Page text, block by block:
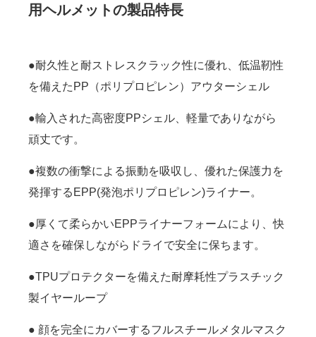
用ヘルメットの製品特長
●耐久性と耐ストレスクラック性に優れ、低温靭性
を備えたPP（ポリプロピレン）アウターシェル
●輸入された高密度PPシェル、軽量でありながら
頑丈です。
●複数の衝撃による振動を吸収し、優れた保護力を
発揮するEPP(発泡ポリプロピレン)ライナー。
●厚くて柔らかいEPPライナーフォームにより、快
適さを確保しながらドライで安全に保ちます。
●TPUプロテクターを備えた耐摩耗性プラスチック
製イヤーループ
● 顔を完全にカバーするフルスチールメタルマスク